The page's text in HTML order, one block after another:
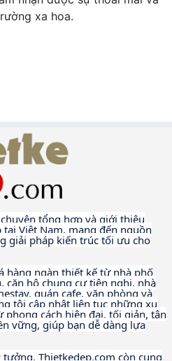
xa hoa.
tổng hợp và giới thiệu
Việt Nam, mang đến nguồn
giải pháp kiến trúc tối ưu cho
hàng ngàn thiết kế từ nhà phố
căn hộ chung cư tiện nghi, nhà
quán cafe, văn phòng và
tôi cập nhật liên tục những xu
cách hiện đại, tối giản, tân
vững, giúp bạn dễ dàng lựa
Thietkedep.com còn cung